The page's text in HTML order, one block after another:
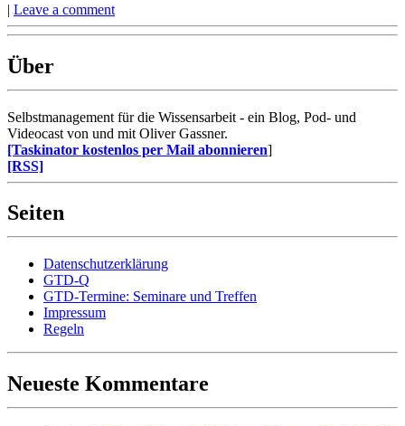
| Leave a comment
Über
Selbstmanagement für die Wissensarbeit - ein Blog, Pod- und
Videocast von und mit Oliver Gassner.
[Taskinator kostenlos per Mail abonnieren]
[RSS]
Seiten
Datenschutzerklärung
GTD-Q
GTD-Termine: Seminare und Treffen
Impressum
Regeln
Neueste Kommentare